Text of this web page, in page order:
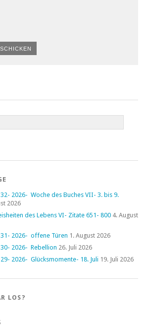
2026- Woche des Buches VII- 3. bis 9.
2026
des Lebens VI- Zitate 651- 800 4. August
2026- offene Türen 1. August 2026
2026- Rebellion 26. Juli 2026
2026- Glücksmomente- 18. Juli 19. Juli 2026
LOS?